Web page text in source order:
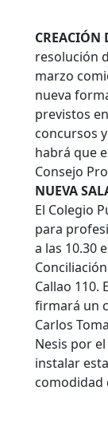
CREACIÓN
resolución
marzo
nueva
previstos
concursos
habrá que
Consejo
NUEVA
El Colegio
para
a las 10.30
Callao 110.
firmará un
Carlos
Nesis por
instalar
comodidad